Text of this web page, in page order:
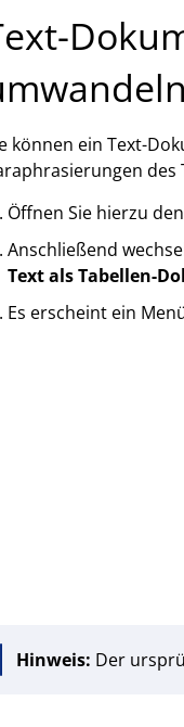
können ein Text-
des
Öffnen Sie hierzu
Anschließend
Text als Tabellen-
Es erscheint ein
Hinweis: Der